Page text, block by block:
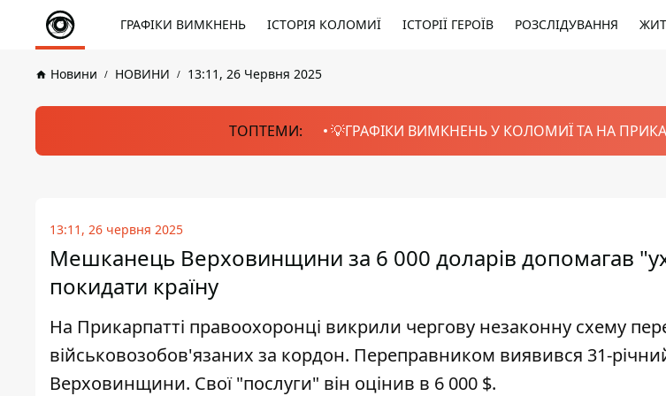
ГРАФІКИ ВИМКНЕНЬ ІСТОРІЯ КОЛОМИЇ ІСТОРІЇ ГЕРОЇВ РОЗСЛІДУВАННЯ
Новини НОВИНИ 13:11, 26 Червня 2025
ТОПТЕМИ: 💡ГРАФІКИ ВИМКНЕНЬ У КОЛОМИЇ ТА НА
13:11, 26 червня 2025
Мешканець Верховинщини за 6 000 доларів допомагав
покидати країну
На Прикарпатті правоохоронці викрили чергову незаконну схему
військовозобов'язаних за кордон. Переправником виявився 31-
Верховинщини. Свої "послуги" він оцінив в 6 000 $.